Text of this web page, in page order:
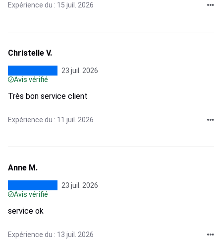
Expérience du : 15 juil. 2026
Christelle V.
23 juil. 2026
Avis vérifié
Très bon service client
Expérience du : 11 juil. 2026
Anne M.
23 juil. 2026
Avis vérifié
service ok
Expérience du : 13 juil. 2026